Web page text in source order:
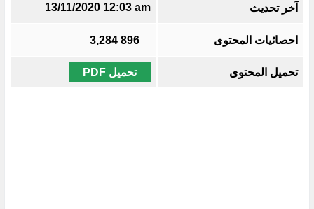
آخر تحديث 13/11/2020 12:03 am
احصائيات المحتوى 896
3,284
تحميل المحتوى تحميل PDF